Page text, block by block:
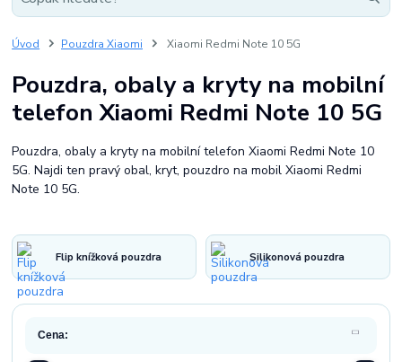
Úvod Pouzdra Xiaomi Xiaomi Redmi Note 10 5G
Pouzdra, obaly a kryty na mobilní
telefon Xiaomi Redmi Note 10 5G
Pouzdra, obaly a kryty na mobilní telefon Xiaomi Redmi Note 10
5G. Najdi ten pravý obal, kryt, pouzdro na mobil Xiaomi Redmi
Note 10 5G.
Flip knížková pouzdra Silikonová pouzdra
Cena: